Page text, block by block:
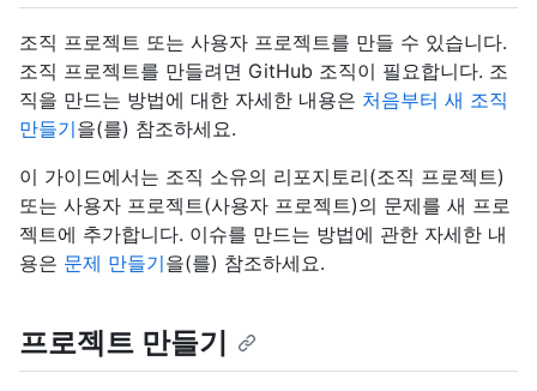
조직 프로젝트 또는 사용자 프로젝트를 만들 수 있습니다.
조직 프로젝트를 만들려면 GitHub 조직이 필요합니다. 조
직을 만드는 방법에 대한 자세한 내용은 처음부터 새 조직
만들기을(를) 참조하세요.
이 가이드에서는 조직 소유의 리포지토리(조직 프로젝트)
또는 사용자 프로젝트(사용자 프로젝트)의 문제를 새 프로
젝트에 추가합니다. 이슈를 만드는 방법에 관한 자세한 내
용은 문제 만들기을(를) 참조하세요.
프로젝트 만들기